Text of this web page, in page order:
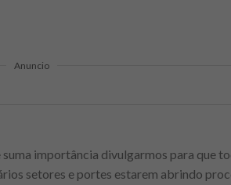
Anuncio
importância divulgarmos para que
setores e portes estarem abrindo